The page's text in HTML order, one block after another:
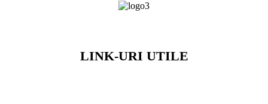
LINK-URI UTILE